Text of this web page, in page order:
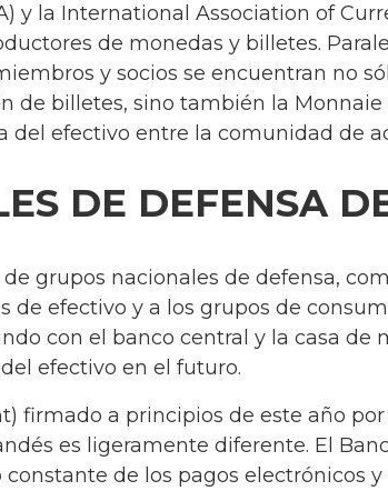
y la International Association of
de monedas y billetes.
y socios se encuentran no
de billetes, sino también la Monnaie
efectivo entre la comunidad de
DE DEFENSA
grupos nacionales de defensa,
de efectivo y a los grupos de
con el banco central y la casa de
efectivo en el futuro.
firmado a principios de este año
es ligeramente diferente. El
de los pagos electrónicos